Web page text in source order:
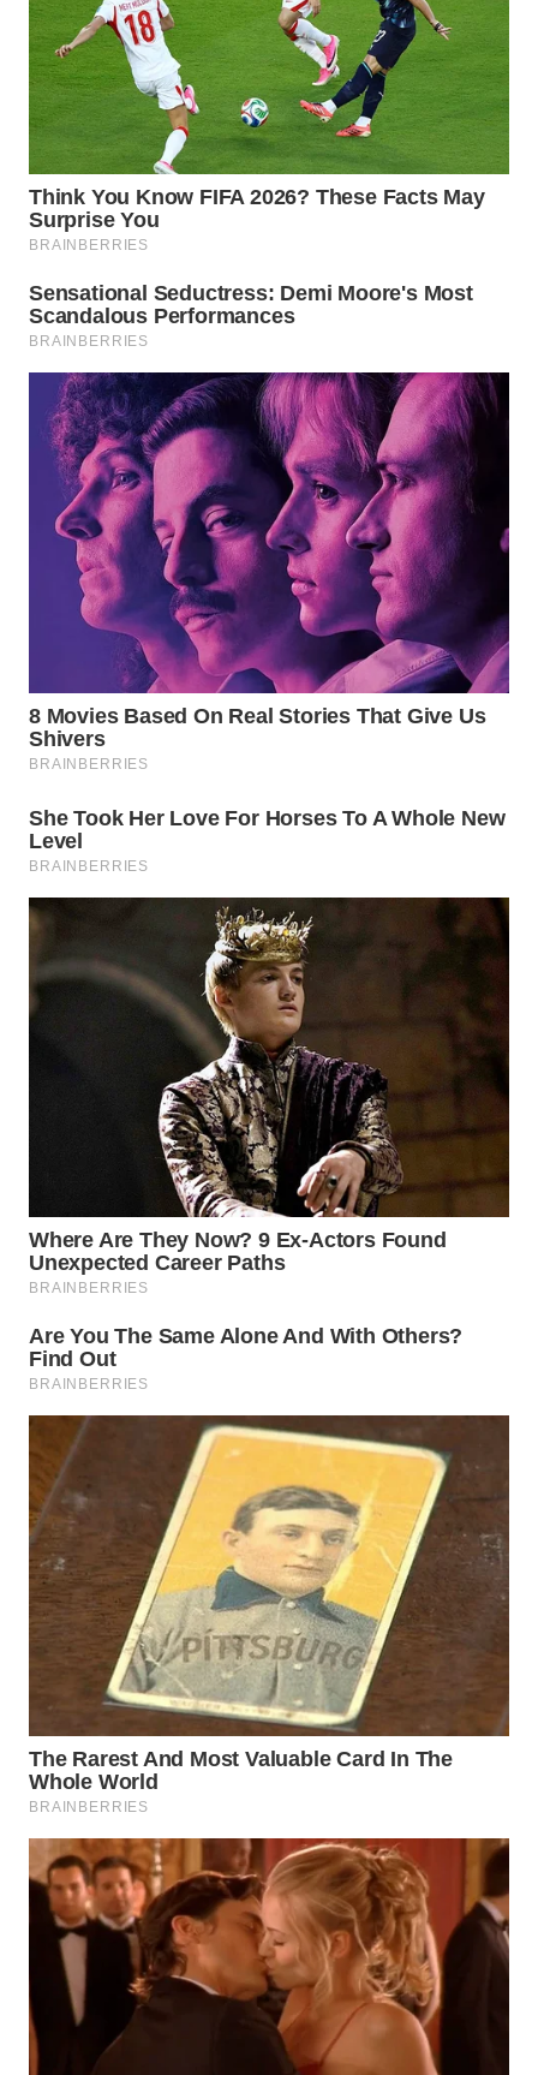
SELATAN
WN
TANJUNG
LESUNG
WN
KARO
WN
SIMALUNGUN
WN
LABUHANBATU
WN
TAPANULI
TENGAH
WN DELI
SERDANG
TINGGI
WN
WN
BEKASI
WN
TAPANULI
UTARA
WN
SAMOSIR
WN
PADANG
LAWAS
SUMEDANG
WN
CIANJUR
KEPULAUAN
SERIBU
TANGERANG
WN
BINJAI
WN
CIREBON